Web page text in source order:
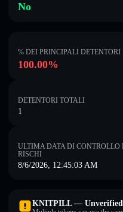
No
% DEI PRINCIPALI DETENTORI
100.00%
DETENTORI TOTALI
1
ULTIMA DATA DI CONTROLLO
RISCHI
8/6/2026, 12:45:03 AM
KNITPILL —